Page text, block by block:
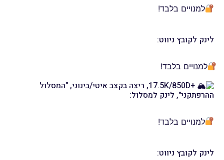
למנויים בלבד!
לינק לקובץ ניווט:
למנויים בלבד!
+17.5K/850D, ריצה בקצב איטי/בינוני, "המסלול
ההרפתקני", לינק למסלול:
למנויים בלבד!
לינק לקובץ ניווט: